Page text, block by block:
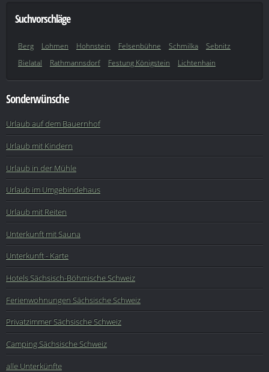
Suchvorschläge
Berg Lohmen Hohnstein Felsenbühne Schmilka
Sebnitz
Bielatal
Rathmannsdorf Festung Königstein Lichtenhain
Sonderwünsche
Urlaub auf dem Bauernhof
Urlaub mit Kindern
Urlaub in der Mühle
Urlaub im Umgebindehaus
Urlaub mit Reiten
Unterkunft mit Sauna
Unterkunft - Karte
Hotels Sächsisch-Böhmische Schweiz
Ferienwohnungen Sächsische Schweiz
Privatzimmer Sächsische Schweiz
Camping Sächsische Schweiz
alle Unterkünfte